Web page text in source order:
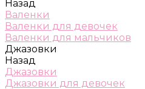
Назад
Валенки
Валенки для девочек
Валенки для мальчиков
Джазовки
Назад
Джазовки
Джазовки для девочек